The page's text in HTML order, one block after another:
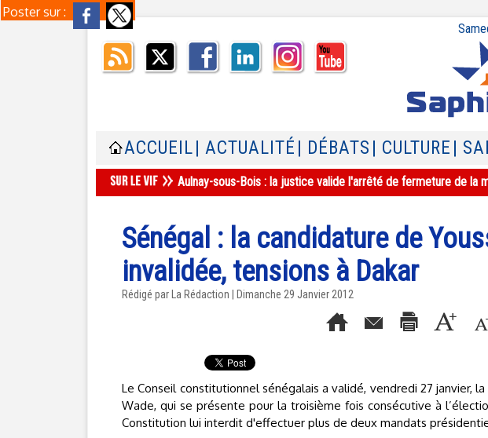
Poster sur :
ACCUEIL | ACTUALITÉ | DÉBATS | CULTURE |
Aulnay-sous-Bois : la justice valide l'arrêté de fermeture de la
Sénégal : la candidature de
invalidée, tensions à Dakar
Rédigé par La Rédaction | Dimanche 29 Janvier 2012
Le Conseil constitutionnel sénégalais a validé, vendredi 27 janvier,
Wade, qui se présente pour la troisième fois consécutive à
Constitution lui interdit d'effectuer plus de deux mandats